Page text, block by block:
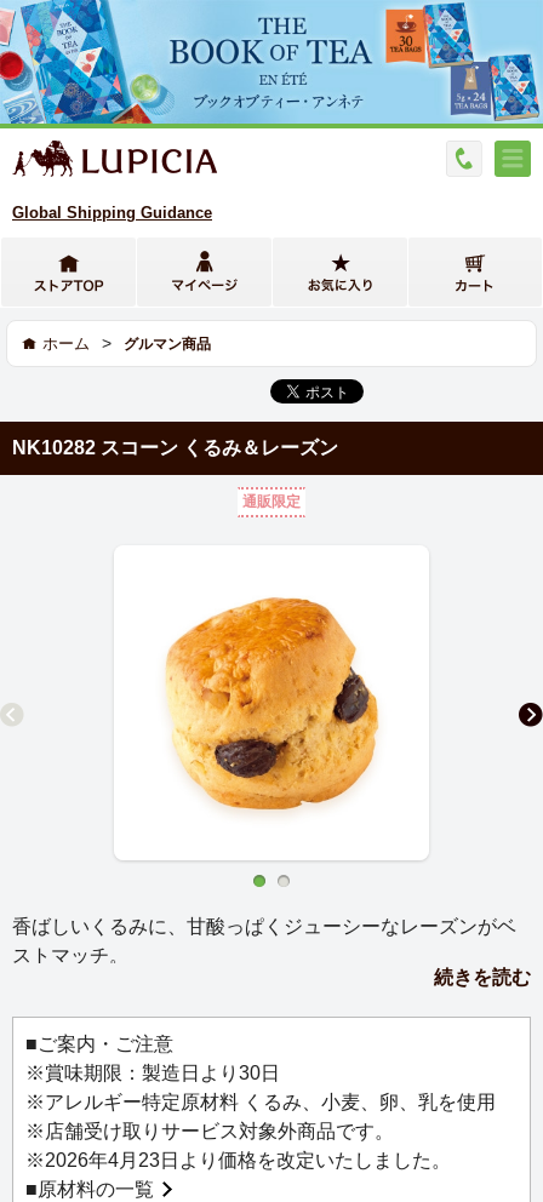
Global Shipping Guidance
ホーム > グルマン商品
NK10282 スコーン くるみ＆レーズン
通販限定
香ばしいくるみに、甘酸っぱくジューシーなレーズンがベ
ストマッチ。
美味しさがぎゅっと詰まったレーズンで生地はしっとり。
小粒のくるみの歯ごたえもあり、ふわりと軽い口当たりで
す。
お茶専門店のルピシアが、紅茶に最もよく合う焼き菓子と
しておすすめするスコーン。
北海道産小麦をオリジナルの配合でブレンドし、小麦本来
の香ばしい風味と甘みを最大限に引き出しました。国産小
続きを読む
■ご案内・ご注意
※賞味期限：製造日より30日
※アレルギー特定原材料 くるみ、小麦、卵、乳を使用
※店舗受け取りサービス対象外商品です。
※2026年4月23日より価格を改定いたしました。
■原材料の一覧